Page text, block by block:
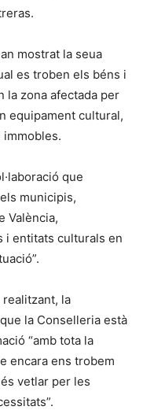
mostrat la seua
es troben els béns i
la zona afectada per
equipament cultural,
que
municipis,
València,
i entitats culturals en
realitzant, la
la Conselleria està
“amb tota la
encara ens trobem
vetlar per les